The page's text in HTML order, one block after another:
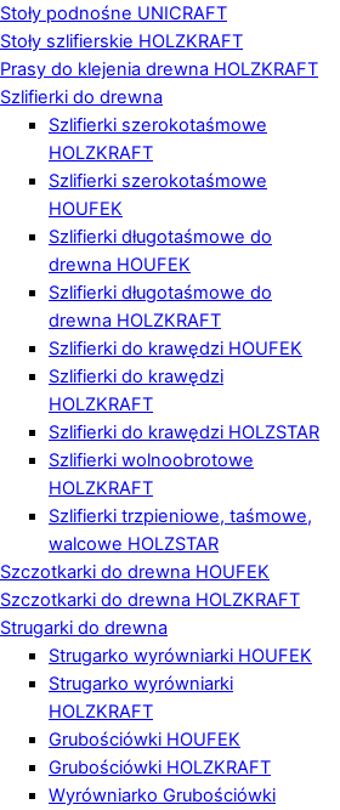
Stoły podnośne UNICRAFT
Stoły szlifierskie HOLZKRAFT
Prasy do klejenia drewna HOLZKRAFT
Szlifierki do drewna
Szlifierki szerokotaśmowe
HOLZKRAFT
Szlifierki szerokotaśmowe
HOUFEK
Szlifierki długotaśmowe do
drewna HOUFEK
Szlifierki długotaśmowe do
drewna HOLZKRAFT
Szlifierki do krawędzi HOUFEK
Szlifierki do krawędzi
HOLZKRAFT
Szlifierki do krawędzi HOLZSTAR
Szlifierki wolnoobrotowe
HOLZKRAFT
Szlifierki trzpieniowe, taśmowe,
walcowe HOLZSTAR
Szczotkarki do drewna HOUFEK
Szczotkarki do drewna HOLZKRAFT
Strugarki do drewna
Strugarko wyrówniarki HOUFEK
Strugarko wyrówniarki
HOLZKRAFT
Grubościówki HOUFEK
Grubościówki HOLZKRAFT
Wyrówniarko Grubościówki